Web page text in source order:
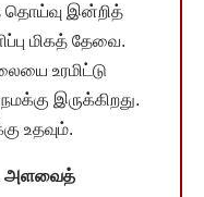
இன்றித்
மிகத் தேவை.
உரமிட்டு
இருக்கிறது.
உதவும்.
அளவைத்